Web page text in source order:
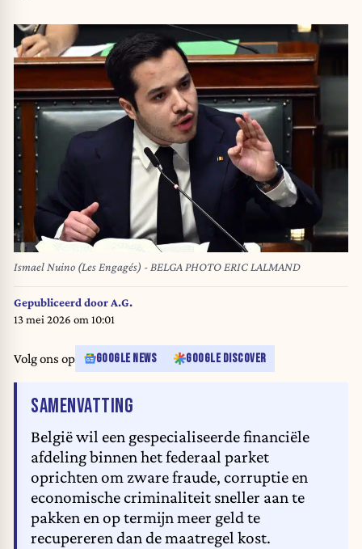
Ismael Nuino (Les Engagés) - BELGA PHOTO ERIC LALMAND
Gepubliceerd door A.G.
13 mei 2026 om 10:01
Volg ons op GOOGLE NEWS GOOGLE DISCOVER
SAMENVATTING
België wil een gespecialiseerde financiële
afdeling binnen het federaal parket
oprichten om zware fraude, corruptie en
economische criminaliteit sneller aan te
pakken en op termijn meer geld te
recupereren dan de maatregel kost.